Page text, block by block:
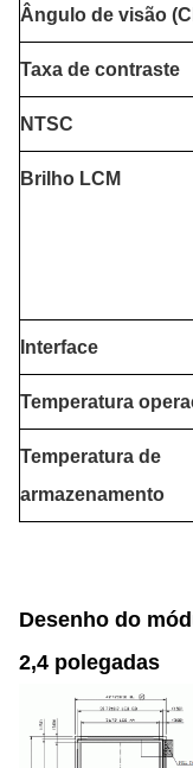
Ângulo de visão
Taxa de contraste
NTSC
Brilho LCM
Interface
Temperatura
Temperatura de
armazenamento
Desenho do
2,4 polegadas